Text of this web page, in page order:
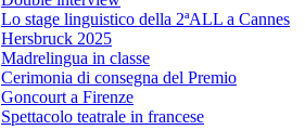
Lo stage linguistico della 2ªALL a Cannes
Hersbruck 2025
Madrelingua in classe
Cerimonia di consegna del Premio
Goncourt a Firenze
Spettacolo teatrale in francese